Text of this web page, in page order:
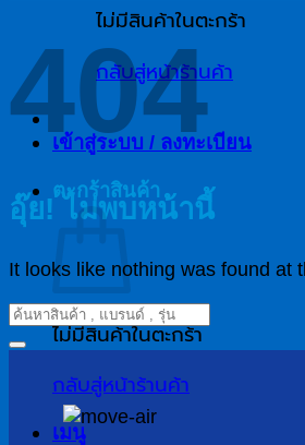
ไม่มีสินค้าในตะกร้า
กลับสู่หน้าร้านค้า
เข้าสู่ระบบ / ลงทะเบียน
ตะกร้าสินค้า
ไม่มีสินค้าในตะกร้า
กลับสู่หน้าร้านค้า
เมนู
404
อุ๊ย! ไม่พบหน้านี้
It looks like nothing was found at